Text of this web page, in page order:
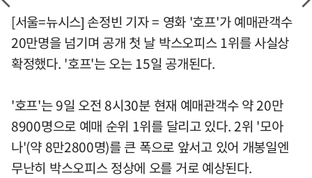
[서울=뉴시스] 손정빈 기자 = 영화 '호프'가 예매관객수
20만명을 넘기며 공개 첫 날 박스오피스 1위를 사실상
확정했다. '호프'는 오는 15일 공개된다.
'호프'는 9일 오전 8시30분 현재 예매관객수 약 20만
8900명으로 예매 순위 1위를 달리고 있다. 2위 '모아
나'(약 8만2800명)를 큰 폭으로 앞서고 있어 개봉일엔
무난히 박스오피스 정상에 오를 거로 예상된다.